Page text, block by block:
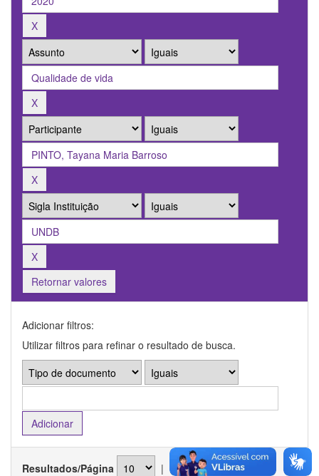
Retornar valores
Adicionar filtros:
Utilizar filtros para refinar o resultado de busca.
Resultados/Página | Ordenar registros por